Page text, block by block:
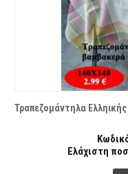
Τραπεζομάντηλα
Ελάχιστη